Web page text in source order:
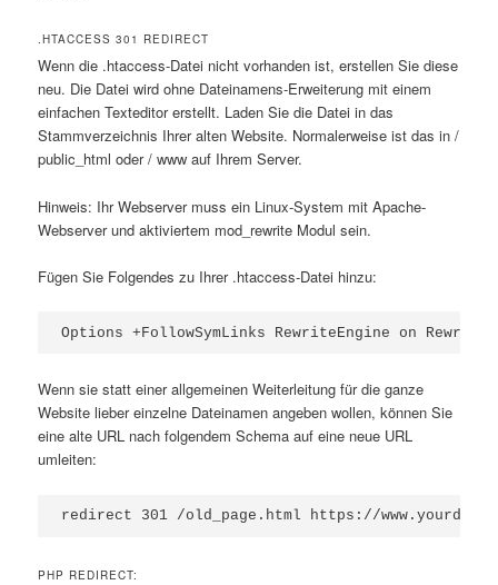
.HTACCESS 301 REDIRECT
Wenn die .htaccess-Datei nicht vorhanden ist, erstellen Sie diese
neu. Die Datei wird ohne Dateinamens-Erweiterung mit einem
einfachen Texteditor erstellt. Laden Sie die Datei in das
Stammverzeichnis Ihrer alten Website. Normalerweise ist das in /
public_html oder / www auf Ihrem Server.
Hinweis: Ihr Webserver muss ein Linux-System mit Apache-
Webserver und aktiviertem mod_rewrite Modul sein.
Fügen Sie Folgendes zu Ihrer .htaccess-Datei hinzu:
Options +FollowSymLinks RewriteEngine on
Wenn sie statt einer allgemeinen Weiterleitung für die ganze
Website lieber einzelne Dateinamen angeben wollen, können Sie
eine alte URL nach folgendem Schema auf eine neue URL
umleiten:
redirect 301 /old_page.html https://
PHP REDIRECT: